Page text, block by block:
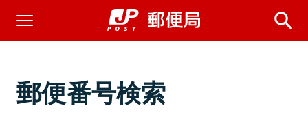
郵便番号検索